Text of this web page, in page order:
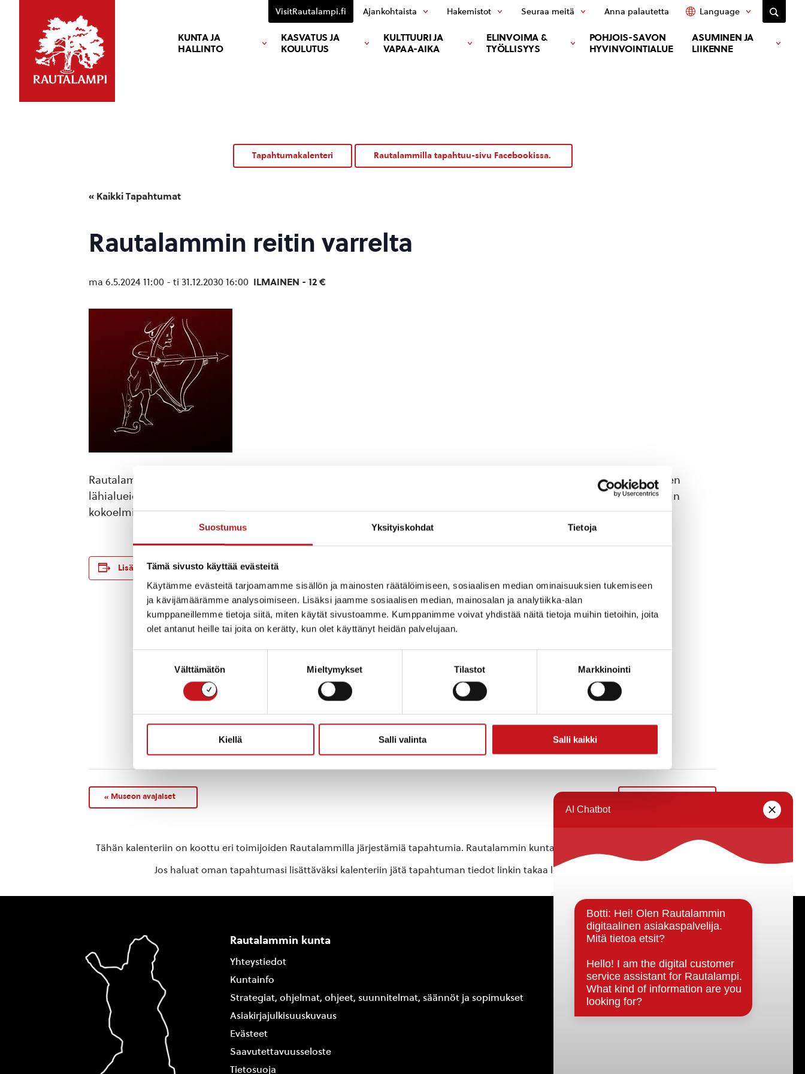
Suostumus Yksityiskohdat Tietoja
Tämä sivusto käyttää evästeitä
Käytämme evästeitä tarjoamamme sisällön ja mainosten räätälöimiseen, sosiaalisen median ominaisuuksien tukemiseen
ja kävijämäärämme analysoimiseen. Lisäksi jaamme sosiaalisen median, mainosalan ja analytiikka-alan
kumppaneillemme tietoja siitä, miten käytät sivustoamme. Kumppanimme voivat yhdistää näitä tietoja muihin tietoihin, joita
olet antanut heille tai joita on kerätty, kun olet käyttänyt heidän palvelujaan.
Välttämätön Mieltymykset Tilastot Markkinointi
Kiellä Salli valinta Salli kaikki
KUNTA JA
HALLINTO
KASVATUS JA
KOULUTUS
KULTTUURI JA
VAPAA-AIKA
ELINVOIMA &
TYÖLLISYYS
POHJOIS-SAVON
HYVINVOINTIALUE
ASUMINEN JA
LIIKENNE
VisitRautalampi.fi Ajankohtaista Hakemistot Seuraa meitä Anna palautetta Language
Tapahtumakalenteri Rautalammilla tapahtuu-sivu Facebookissa.
« Kaikki Tapahtumat
Rautalammin reitin varrelta
ma 6.5.2024 11:00 - ti 31.12.2030 16:00 ILMAINEN - 12 €
Rautalammin museon uudessa, upeassa perusnäyttelyssä ”Rautalammin reitin varrelta” kerrotaan Rautalammin ja sen
lähialueiden menneisyydestä esihistoriasta toiseen maailmansotaan saakka. Näyttely perustuu pääosin museon omiin
kokoelmiin. Museon kokoelmissa on tallenteita laajalta alueelta Savosta ja osin Keski-Suomesta.
Lisää kalenteriin
TIEDOT
ma 6.5.2024 11:00
Loppuu:
ti 31.12.2030 16:00
Hinta:
Ilmainen - 12 €
Näyttelyt
Tapahtuma tagia:
näyttely
Kotisivu:
museo.fi/rautalammin-
reitin-varrelta/
Puhelin
044 - 753 0140
Sähköposti
asiakaspalvelu@rautalam
Siirry Järjestäjän
« Museon avajaiset
Tähän kalenteriin on koottu eri toimijoiden Rautalammilla järjestämiä tapahtumia. Rautalammin kunta ei vastaa tietojen oikeellisuudesta.
Jos haluat oman tapahtumasi lisättäväksi kalenteriin jätä tapahtuman tiedot linkin takaa löytyvällä
Rautalammin kunta
Yhteystiedot
Kuntainfo
Strategiat, ohjelmat, ohjeet, suunnitelmat, säännöt ja sopimukset
Asiakirjajulkisuuskuvaus
Evästeet
Saavutettavuusseloste
Tietosuoja
Päätöksenteko ja lähidemokratia
Päätökset, esityslistat & pöytäkirjat
Hallinto
Kunnanhallitus
Kunnanvaltuusto